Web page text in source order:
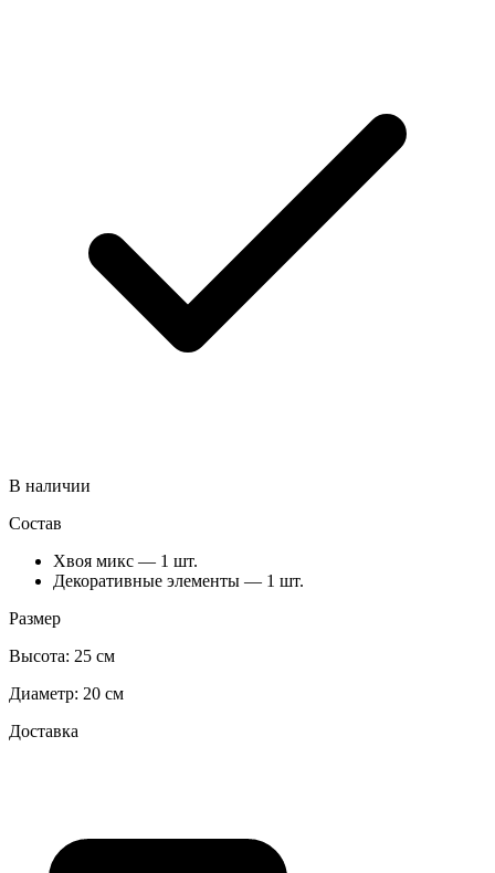
В наличии
Состав
Хвоя микс — 1 шт.
Декоративные элементы — 1 шт.
Размер
Высота: 25 см
Диаметр: 20 см
Доставка